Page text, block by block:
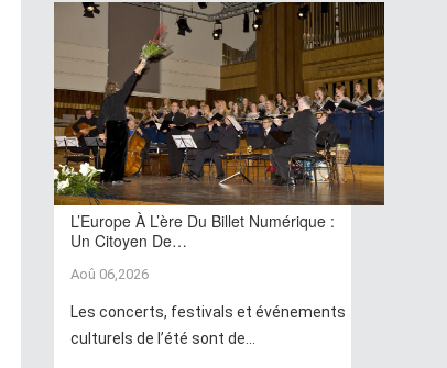
L’Europe À L’ère Du Billet Numérique :
Un Citoyen De…
Aoû 06,2026
Les concerts, festivals et événements
culturels de l’été sont de...